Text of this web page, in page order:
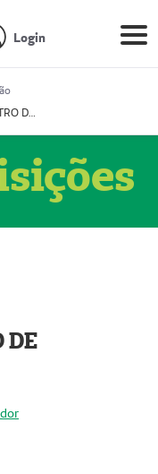
Login
Prestador CENTRO DE ONCOLOGIA
DE